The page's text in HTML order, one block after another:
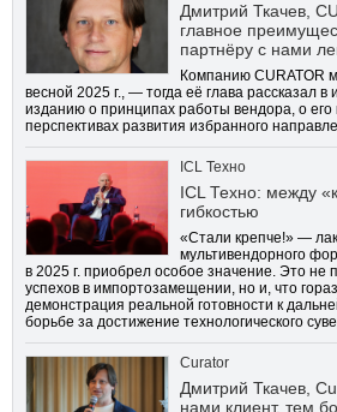
Дмитрий Ткачев,
главное
партнёру с нами
Компанию CURATOR
весной 2025 г., — тогда её глава рассказал
изданию о принципах работы вендора, о его
перспективах развития избранного
ICL Техно
ICL Техно: между
гибкостью
«Стали крепче!» —
мультивендорного
в 2025 г. приобрел особое значение. Это не
успехов в импортозамещении, но и, что
демонстрация реальной готовности к
борьбе за достижение технологического
Curator
Дмитрий Ткачев,
нами клиент, тем